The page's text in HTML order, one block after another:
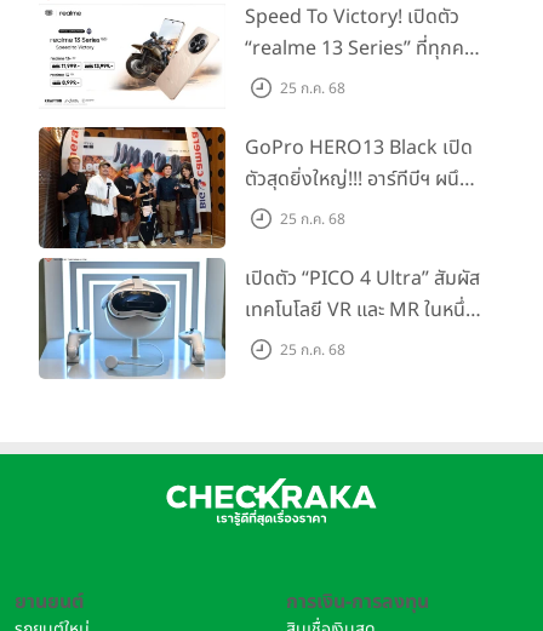
ประสิทธิภาพตรวจจับการเคลื่อนไหวเต็มตัว
PICO ได้เปิดตัวอุปกรณ์เสริมใหม่ "PICO Motion Trackers" ที่
ช่วยตรวจจับการเคลื่อนไหวของร่างกายทั้งหมด โดยติดตั้งได้ง่ายที่
ข้อเท้าของผู้ใช้งาน อุปกรณ์มีน้ำหนักเบาและสวมใส่สบาย ใช้ร่วมกับ
โซลูชันการติดตามแบบมัลติโหมดเอกสิทธิ์ของ PICO ทำให้สามารถ
ตรวจจับการเคลื่อนไหวของทั้งร่างกายได้อย่างแม่นยำด้วย
ความหน่วงสัญญาณต่ำ นอกจากนี้ยังสามารถใช้งานร่วมกับ
แอปพลิเคชันสื่อบันเทิงยอดนิยมอย่าง VRChat และ Tempo
Club ได้อย่างลื่นไหล มอบประสบการณ์ที่เหนือชั้นให้กับผู้ใช้งานทุก
คน
เวิร์กสเปซแบบพาโนรามา ผู้ใช้สามารถปรับขนาดและจัดเรียง
หน้าต่างของแอปพลิเคชันได้ตามอิสระในพื้นที่เสมือนจริงที่กว้าง
ขวางไร้ขอบเขต ทำให้การทำงานแบบมัลติทัสก์จึงเป็นไปอย่างราบ
เดียวที่แถบนำทางของระบบ PICO 4 Ultra ยังนำเสนออีโคซิสเต็ม
Speed To Victory! เปิดตัว
“realme 13 Series” ที่ทุกคน
รอคอย อัพเกรดชิปเซ็ตตัวแรง
Dominator แห่งปี! ในราคา
เริ่มต้นเพียง 8,999 บาท
25 ก.ค. 68
GoPro HERO13 Black เปิด
ตัวสุดยิ่งใหญ่!!! อาร์ทีบีฯ ผนึก
กำลัง Big Camera และ
สร้างสรรค์ ‘GoPro...Go Pro
Creators’
25 ก.ค. 68
เปิดตัว “PICO 4 Ultra” สัมผัส
เทคโนโลยี VR และ MR ในหนึ่ง
เดียว ยกระดับการทำงานและ25 ก.ค. 68
ยานยนต์ การเงิน-การลงทุน